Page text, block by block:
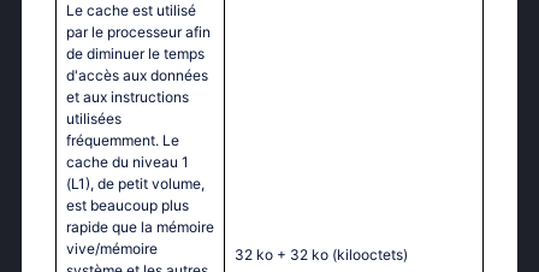
Le cache est utilisé
par le processeur afin
de diminuer le temps
d'accès aux données
et aux instructions
utilisées
fréquemment. Le
cache du niveau 1
(L1), de petit volume,
est beaucoup plus
rapide que la mémoire
vive/mémoire
32 ko + 32 ko (kilooctets)